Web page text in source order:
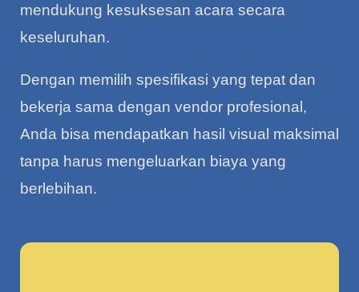
mendukung kesuksesan acara secara
keseluruhan.
Dengan memilih spesifikasi yang tepat dan
bekerja sama dengan vendor profesional,
Anda bisa mendapatkan hasil visual maksimal
tanpa harus mengeluarkan biaya yang
berlebihan.